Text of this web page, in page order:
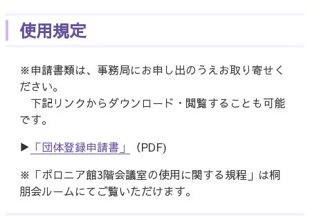
使用規定
※申請書類は、事務局にお申し出のうえお取り寄せく
ださい。
下記リンクからダウンロード・閲覧することも可能
です。
▶ 「団体登録申請書」
（PDF)
※「ポロニア館3階会議室の使用に関する規程」は桐
朋会ルームにてご覧いただけます。